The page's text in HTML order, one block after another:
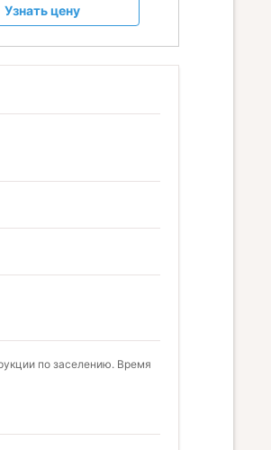
Узнать цену
по заселению. Время